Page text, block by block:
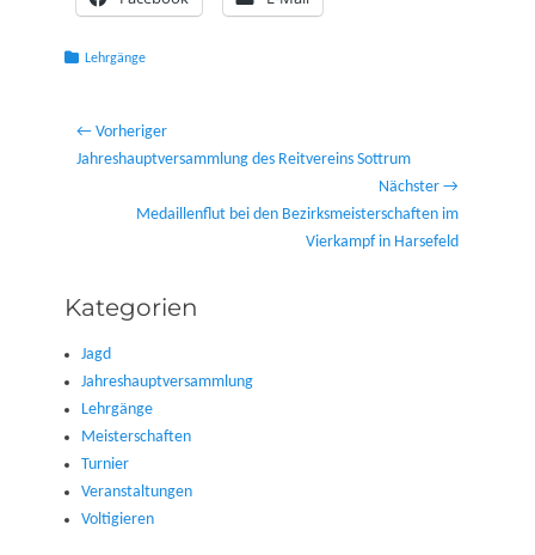
Kategorien
Lehrgänge
Beitragsnavigation
← Vorheriger
Vorheriger
Jahreshauptversammlung des Reitvereins Sottrum
Nächster →
Medaillenflut bei den Bezirksmeisterschaften im
Vierkampf in Harsefeld
Kategorien
Jagd
Jahreshauptversammlung
Lehrgänge
Meisterschaften
Turnier
Veranstaltungen
Voltigieren